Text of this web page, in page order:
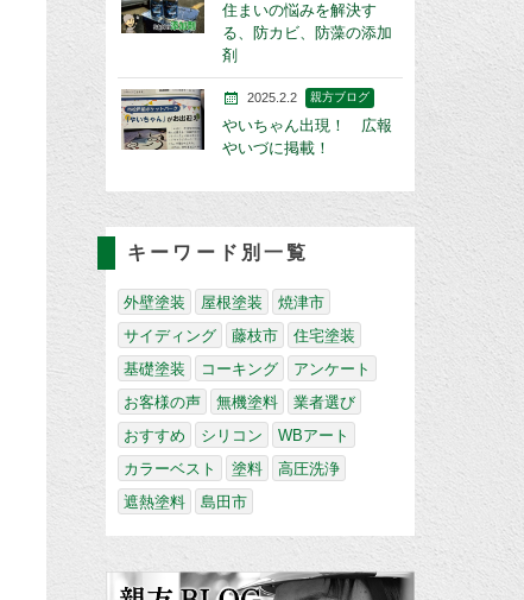
住まいの悩みを解決す
る、防カビ、防藻の添加
剤
2025.2.2 親方ブログ
やいちゃん出現！ 広報
やいづに掲載！
キーワード別一覧
外壁塗装 屋根塗装
焼津市
サイディング
藤枝市
住宅塗装
基礎塗装
コーキング
アンケート
お客様の声
無機塗料
業者選び
おすすめ
シリコン
WBアート
カラーベスト
塗料
高圧洗浄
遮熱塗料
島田市